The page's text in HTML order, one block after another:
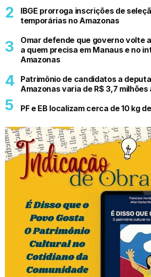
IBGE prorroga inscrições de
temporárias no Amazonas
Omar defende que governo volte
a quem precisa em Manaus e no
Amazonas
Patrimônio de candidatos a
Amazonas varia de R$ 3,7 milhões
PF e EB localizam cerca de 10 kg